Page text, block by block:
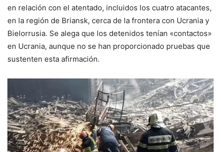
en relación con el atentado, incluidos los cuatro atacantes,
en la región de Briansk, cerca de la frontera con Ucrania y
Bielorrusia. Se alega que los detenidos tenían «contactos»
en Ucrania, aunque no se han proporcionado pruebas que
sustenten esta afirmación.